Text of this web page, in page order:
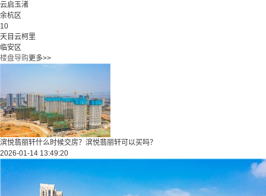
云启玉渚
余杭区
10
天目云柯里
临安区
楼盘导购更多>>
滨悦翡丽轩什么时候交房？滨悦翡丽轩可以买吗？
2026-01-14 13:49:20